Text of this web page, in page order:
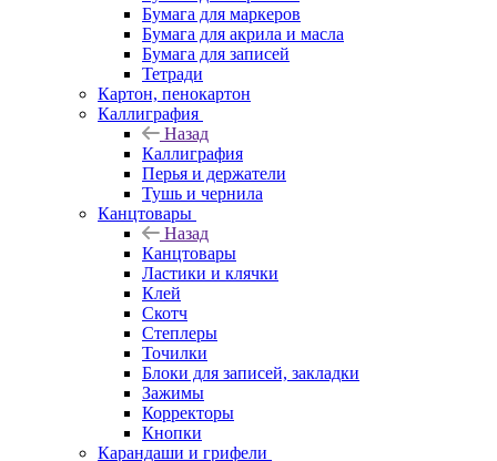
Бумага для маркеров
Бумага для акрила и масла
Бумага для записей
Тетради
Картон, пенокартон
Каллиграфия
Назад
Каллиграфия
Перья и держатели
Тушь и чернила
Канцтовары
Назад
Канцтовары
Ластики и клячки
Клей
Скотч
Степлеры
Точилки
Блоки для записей, закладки
Зажимы
Корректоры
Кнопки
Карандаши и грифели